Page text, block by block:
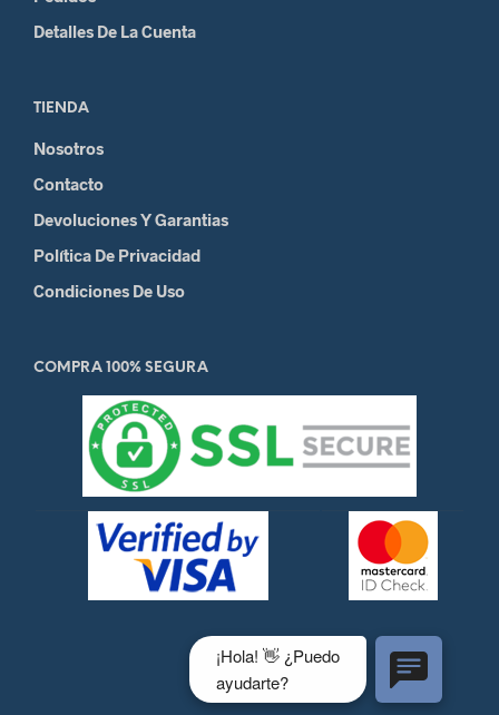
Detalles De La Cuenta
TIENDA
Nosotros
Contacto
Devoluciones Y Garantias
Política De Privacidad
Condiciones De Uso
COMPRA 100% SEGURA